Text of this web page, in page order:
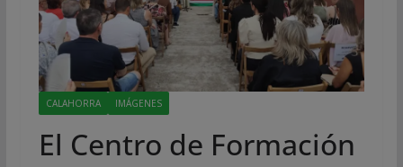
CALAHORRA IMÁGENES
El Centro de Formación